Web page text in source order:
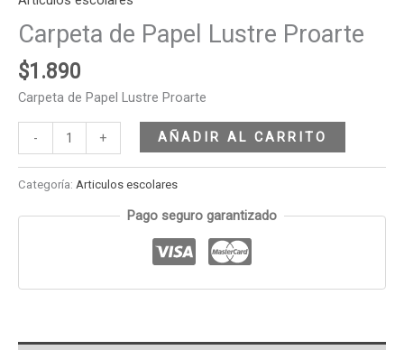
Carpeta de Papel Lustre Proarte
$1.890
Carpeta de Papel Lustre Proarte
- + AÑADIR AL CARRITO
Categoría: Articulos escolares
Pago seguro garantizado